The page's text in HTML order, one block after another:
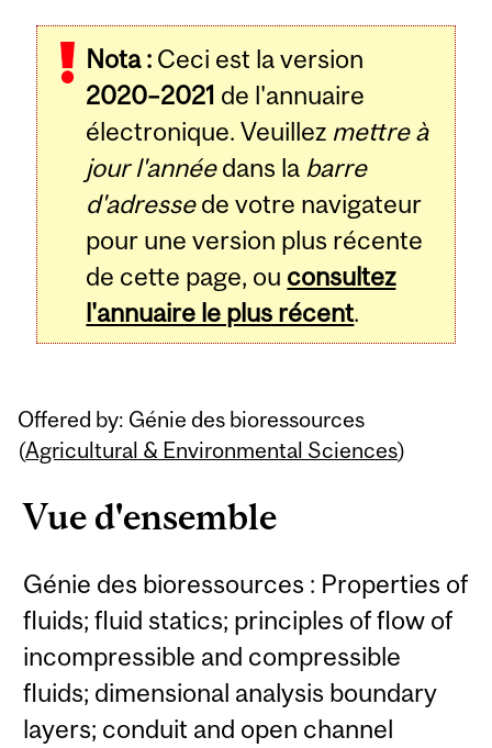
Nota : Ceci est la version
2020–2021 de l'annuaire
électronique. Veuillez mettre à
jour l'annéedans la barre
d'adressede votre navigateur
pour une version plus récente
de cette page, ou consultez
l'annuaire le plus récent.
Offered by: Génie des bioressources
(Agricultural & Environmental Sciences)
Vue d'ensemble
Génie des bioressources : Properties of
fluids; fluid statics; principles of flow of
incompressible and compressible
fluids; dimensional analysis boundary
layers; conduit and open channel
Related
Content